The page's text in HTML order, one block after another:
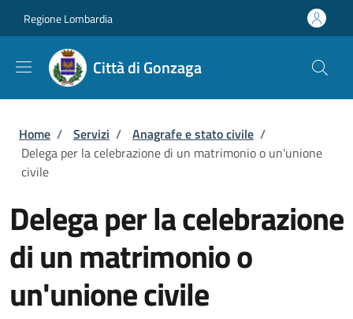
Regione Lombardia
Città di Gonzaga
Briciole di pane
Home / Servizi / Anagrafe e stato civile /
Delega per la celebrazione di un matrimonio o un'unione
civile
Delega per la celebrazione
di un matrimonio o
un'unione civile